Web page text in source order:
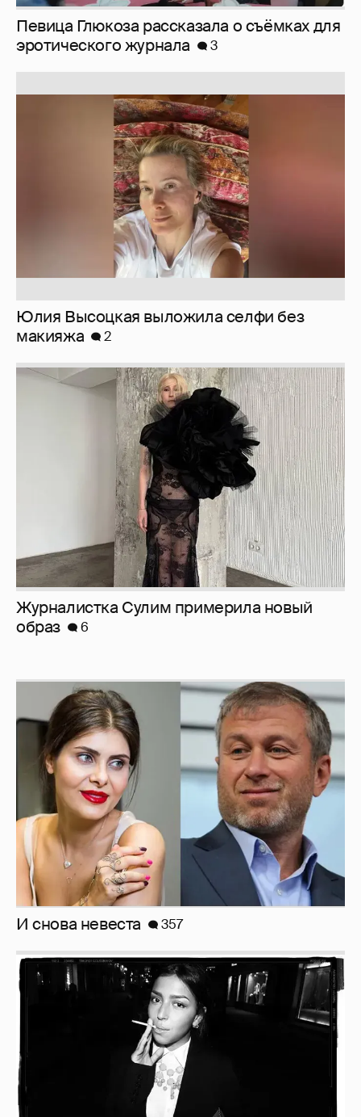
Певица Глюкоза рассказала о съёмках для
эротического журнала
3
Юлия Высоцкая выложила селфи без
макияжа
2
Журналистка Сулим примерила новый
образ
6
И снова невеста 357